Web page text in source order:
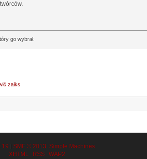
go wybrał.
zaiks
| SMF © 2013 Simple Machines
XHTML
RSS WAP2